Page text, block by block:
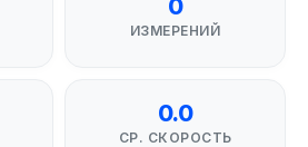
0
ИЗМЕРЕНИЙ
0.0
СР. СКОРОСТЬ